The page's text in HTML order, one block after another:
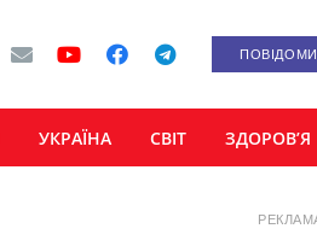
УКРАЇНА СВІТ ЗДОРОВ’Я